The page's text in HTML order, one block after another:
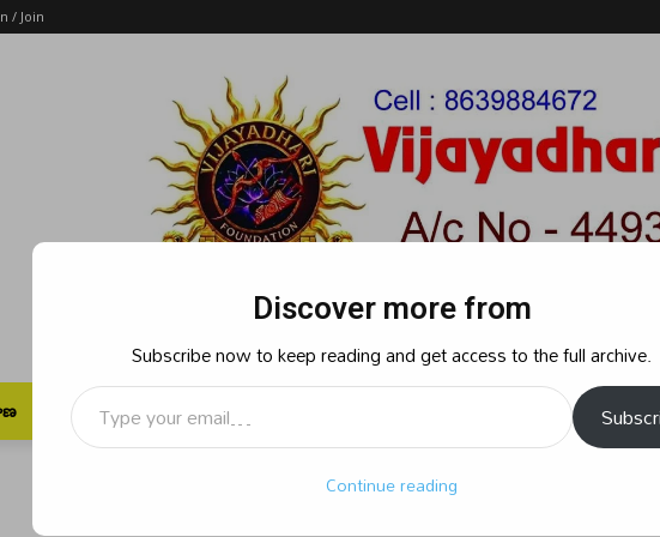
/ Join
భారత్ రాజకీయం క్రైమ్ బిజినెస్
Discover more from
Subscribe now to keep reading and get access to the full archive.
Type your email…
Continue reading